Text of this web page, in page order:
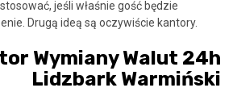
jeśli właśnie gość będzie
Drugą ideą są oczywiście kantory.
Wymiany Walut 24h
Lidzbark Warmiński